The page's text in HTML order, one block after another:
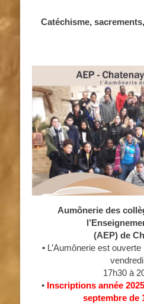
Catéchisme,
Aumônerie des
(AEP) de
• L’Aumônerie est
17h30 à
• Inscriptions année
septembre de